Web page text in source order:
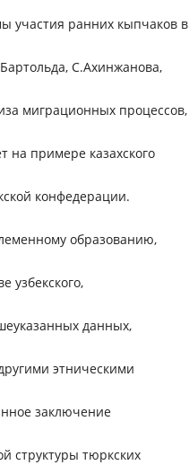
участия ранних кыпчаков в
С.Ахинжанова,
миграционных процессов,
на примере казахского
конфедерации.
образованию,
узбекского,
данных,
этническими
заключение
структуры тюркских